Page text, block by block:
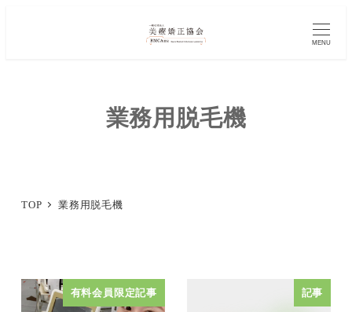
MENU
業務用脱毛機
TOP 業務用脱毛機
有料会員限定記事 記事